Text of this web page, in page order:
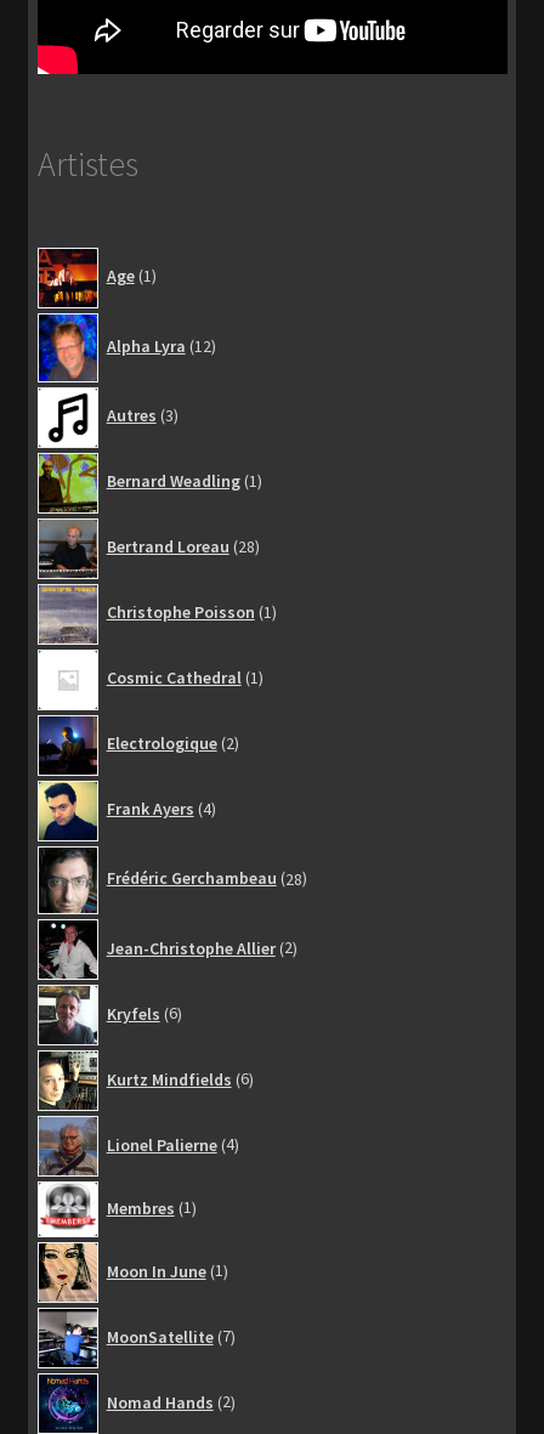
Artistes
Age 1produit
Alpha Lyra 12produits
Autres 3produits
Bernard Weadling 1produit
Bertrand Loreau 28produits
Christophe Poisson 1produit
Cosmic Cathedral 1produit
Electrologique 2produits
Frank Ayers 4produits
Frédéric Gerchambeau 28produits
Jean-Christophe Allier 2produits
Kryfels 6produits
Kurtz Mindfields 6produits
Lionel Palierne 4produits
Membres 1
produit
Moon In June 1produit
MoonSatellite 7produits
Nomad Hands 2produits